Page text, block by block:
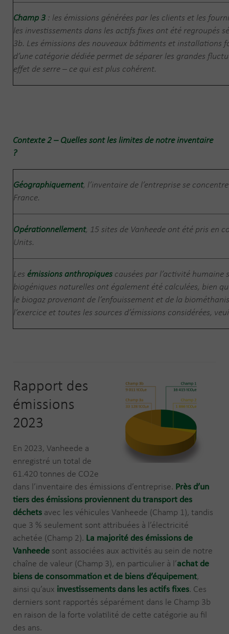
Champ 3 : les émissions générées par les clients et les
les investissements dans les actifs fixes ont été regroupés
3b. Les émissions des nouveaux bâtiments et
d’une catégorie dédiée permet de séparer les grandes
effet de serre – ce qui est plus cohérent.
Contexte 2 – Quelles sont les limites de notre inventaire
?
Géographiquement, l’inventaire de l’entreprise se
France.
Opérationnellement, 15 sites de Vanheede ont été pris en
Units.
Les émissions anthropiques causées par l’activité humaine
biogéniques naturelles ont également été calculées, bien
le biogaz provenant de l’enfouissement et de la
l’exercice et toutes les sources d’émissions considérées,
Rapport des
émissions
2023
En 2023, Vanheede a
enregistré un total de
61.420 tonnes de CO2e
dans l’inventaire des émissions d’entreprise. Près d’un
tiers des émissions proviennent du transport des
déchets avec les véhicules Vanheede (Champ 1), tandis
que 3 % seulement sont attribuées à l’électricité
achetée (Champ 2). La majorité des émissions de
Vanheede sont associées aux activités au sein de notre
chaîne de valeur (Champ 3), en particulier à l’achat de
biens de consommation et de biens d’équipement,
ainsi qu’aux investissements dans les actifs fixes. Ces
derniers sont rapportés séparément dans le Champ 3b
en raison de la forte volatilité de cette catégorie au fil
des ans.